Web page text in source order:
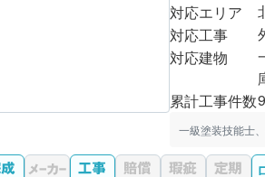
対応エリア
対応工事
対応建物
累計工事件数
一級塗装技能士